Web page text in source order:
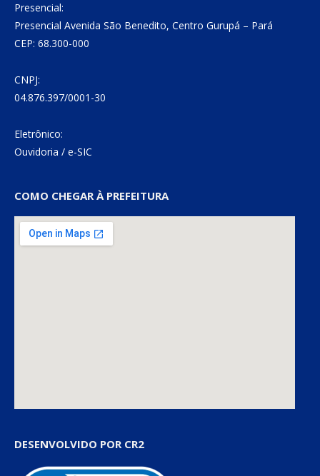
Presencial:
Presencial Avenida São Benedito, Centro Gurupá – Pará
CEP: 68.300-000
CNPJ:
04.876.397/0001-30
Eletrônico:
Ouvidoria / e-SIC
COMO CHEGAR À PREFEITURA
DESENVOLVIDO POR CR2